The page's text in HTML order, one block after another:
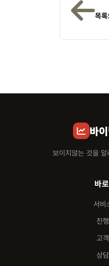
목
바
보이지않는 것을
바
서비
진
고
상